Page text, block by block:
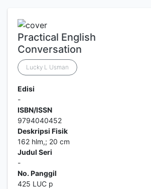
Practical English
Conversation
Lucky L Usman
Edisi
-
ISBN/ISSN
9794040452
Deskripsi Fisik
162 hlm,; 20 cm
Judul Seri
-
No. Panggil
425 LUC p